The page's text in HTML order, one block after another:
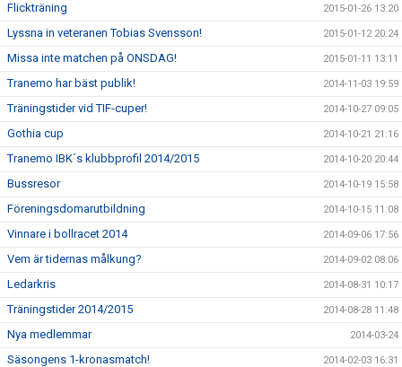
Flickträning 2015-01-26 13:20
Lyssna in veteranen Tobias Svensson! 2015-01-12 20:24
Missa inte matchen på ONSDAG! 2015-01-11 13:11
Tranemo har bäst publik! 2014-11-03 19:59
Träningstider vid TIF-cuper! 2014-10-27 09:05
Gothia cup 2014-10-21 21:16
Tranemo IBK´s klubbprofil 2014/2015 2014-10-20 20:44
Bussresor 2014-10-19 15:58
Föreningsdomarutbildning 2014-10-15 11:08
Vinnare i bollracet 2014 2014-09-06 17:56
Vem är tidernas målkung? 2014-09-02 08:06
Ledarkris 2014-08-31 10:17
Träningstider 2014/2015 2014-08-28 11:48
Nya medlemmar 2014-03-24
Säsongens 1-kronasmatch! 2014-02-03 16:31